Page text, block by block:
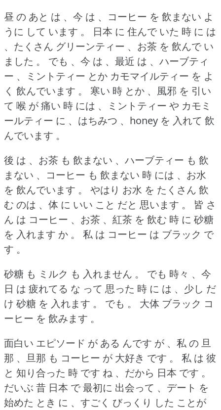
昼 の あと は 、今 は 、コーヒー を 飲まない よ
うに して います 。
日本 に 住んで いた 時 に は
、たくさん グリーンティー 、お茶 を 飲んで い
ました 。
でも 、今 は 、最近 は 、ハーブティ
ー 、ミントティー とか カモマイルティー を よ
く 飲んでいます 。
寒い 時 とか 、風邪 を 引い
て 喉 が 痛い 時 には 、ミントティー や カモミ
ールティー に 、はちみつ 、honey を 入れて 飲
んでいます 。
後 は 、お茶 も 飲まない 、ハーブティー も 飲
まない 、コーヒー も 飲まない 時 には 、お水
を 飲んでいます 。
やはり お水 を たくさん 飲
む のは 、体 に いい こと だと 思います 。
皆 さ
ん は コーヒー 、お茶 、紅茶 を 飲む 時 に 砂糖
を 入れます か 。
私 は コーヒー は ブラック で
す 。
砂糖 も ミルク も 入れません 。
でも 時々 、今
日 は 疲れてる な って 思った 時 に は 、少し だ
け 砂糖 を 入れます 。
でも 。
大体 ブラック コ
ーヒー を 飲みます 。
面白い エピソード が ある んです が 、私 の 旦
那 、旦那 も コーヒー が 大好き です 。
私 は 彼
と 知り合った 時 です ね 、だから 日本 です 。
だいぶ 昔 日本 で 最初に 出会って 、デート を
始めた とき に 、すごく びっくり した ことが